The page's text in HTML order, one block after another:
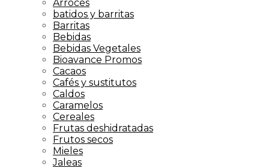
Arroces
batidos y barritas
Barritas
Bebidas
Bebidas Vegetales
Bioavance Promos
Cacaos
Cafés y sustitutos
Caldos
Caramelos
Cereales
Frutas deshidratadas
Frutos secos
Mieles
Jaleas